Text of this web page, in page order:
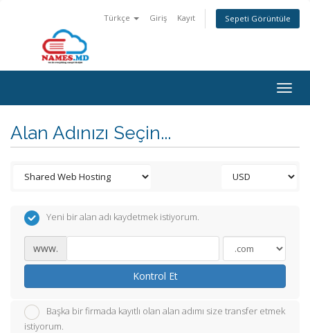
Türkçe Giriş Kayıt Sepeti Görüntüle
Alan Adınızı Seçin...
Yeni bir alan adı kaydetmek istiyorum.
www.
Kontrol Et
Başka bir firmada kayıtlı olan alan adımı size transfer etmek
istiyorum.